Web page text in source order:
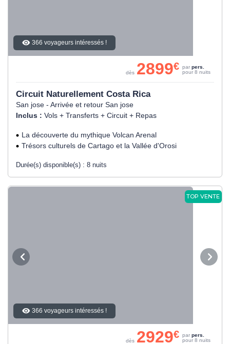
366 voyageurs intéressés !
Circuit Naturellement Costa Rica
San jose - Arrivée et retour San jose
Inclus : Vols + Transferts + Circuit + Repas
La découverte du mythique Volcan Arenal
Trésors culturels de Cartago et la Vallée d'Orosi
Durée(s) disponible(s) : 8 nuits
dès 2899€ par pers.
pour 8 nuits
TOP VENTE
366 voyageurs intéressés !
dès 2929€ par pers.
pour 8 nuits